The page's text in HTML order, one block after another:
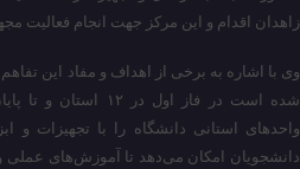
زاهدان اقدام و این مرکز جهت انجام فعالیت
وی با اشاره به برخی از اهداف و مفاد این
شده است در فاز اول
واحدهای استانی دانشگاه را با تجهیزات و
دانشجویان امکان می‌دهد تا آموزش‌های